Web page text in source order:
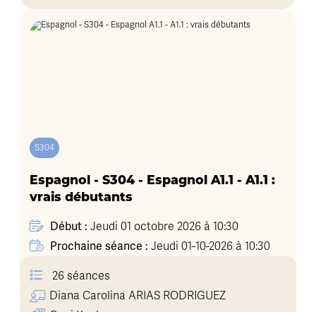
S304
Espagnol - S304 - Espagnol A1.1 - A1.1 :
vrais débutants
Début : Jeudi 01 octobre 2026 à 10:30
Prochaine séance : Jeudi 01-10-2026 à 10:30
26 séances
Diana Carolina ARIAS RODRIGUEZ